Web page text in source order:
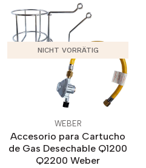
NICHT VORRÄTIG
WEBER
Accesorio para Cartucho
de Gas Desechable Q1200
Q2200 Weber